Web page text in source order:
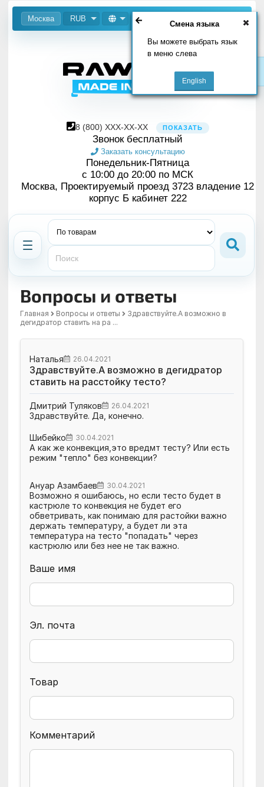
Москва RUB
Смена языка
Вы можете выбрать язык
в меню слева
8 (800) XXX-XX-XX ПОКАЗАТЬ
Звонок бесплатный
Заказать консультацию
Понедельник-Пятница
с 10:00 до 20:00 по МСК
Москва, Проектируемый проезд 3723 владение 12
корпус Б кабинет 222
Вопросы и ответы
Главная Вопросы и ответы
Здравствуйте.А возможно в
дегидратор ставить на ра ...
Наталья 26.04.2021
Здравствуйте.А возможно в дегидратор
ставить на расстойку тесто?
Дмитрий Туляков 26.04.2021
Здравствуйте. Да, конечно.
Шибейко 30.04.2021
А как же конвекция,это вредмт тесту? Или есть
режим "тепло" без конвекции?
Ануар Азамбаев 30.04.2021
Возможно я ошибаюсь, но если тесто будет в
кастрюле то конвекция не будет его
обветривать, как понимаю для растойки важно
держать температуру, а будет ли эта
температура на тесто "попадать" через
кастрюлю или без нее не так важно.
Ваше имя
Эл. почта
Товар
Комментарий